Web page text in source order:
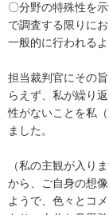
〇分野の特殊性を
で調査する限りに
一般的に行われる
担当裁判官にその
らえず、私が繰り
性がないことを私
ました。
（私の主観が入り
から、ご自身の想
ようで、色々とコ